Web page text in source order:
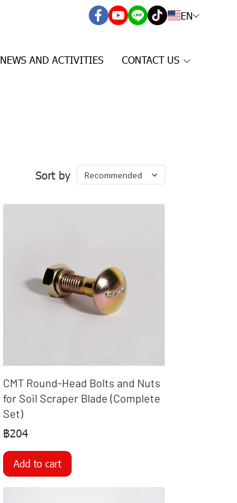
EN
NEWS AND ACTIVITIES CONTACT US
Sort by Recommended
CMT Round-Head Bolts and Nuts
for Soil Scraper Blade (Complete
Set)
฿204
Add to cart